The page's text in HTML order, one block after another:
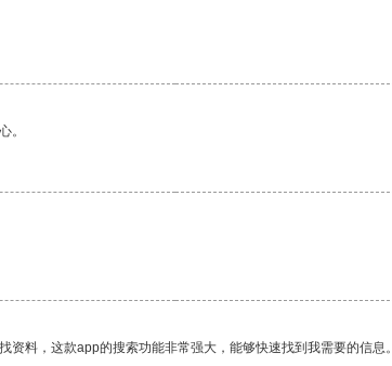
。
料，这款app的搜索功能非常强大，能够快速找到我需要的信息。